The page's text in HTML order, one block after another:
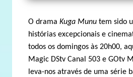
O drama Kuga Munu tem sido
histórias excepcionais e
todos os domingos às 20h00,
Magic DStv Canal 503 e GOtv
leva-nos através de uma série